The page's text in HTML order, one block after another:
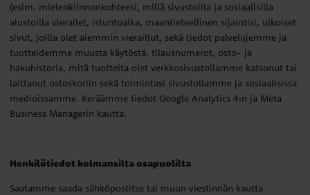
(esim. mielenkiinnonkohteesi, millä sivustoilla ja sosiaalisilla
alustoilla vierailet, istuntoaika, maantieteellinen sijaintisi, ulkoiset
sivut, joilla olet aiemmin vieraillut, sekä tiedot palvelujemme ja
tuotteidemme muusta käytöstä, tilausnumerot, osto- ja
hakuhistoria, mitä tuotteita olet verkkosivustollamme katsonut tai
laittanut ostoskoriin sekä toimintasi sivustollamme ja sosiaalisissa
medioissamme. Keräämme tiedot Google Analytics 4:n ja Meta
Business Managerin kautta.
Henkilötiedot kolmansilta osapuolilta
Saatamme saada sähköpostitse tai muun viestinnän kautta